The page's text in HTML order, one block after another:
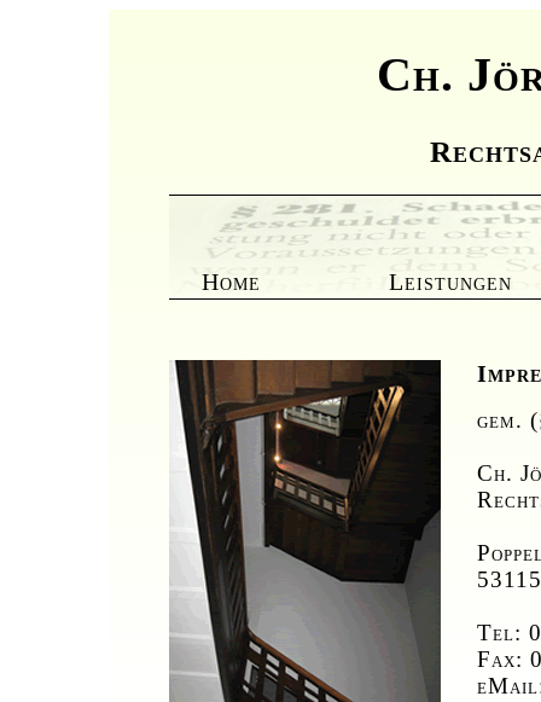
Ch.
Home Leistungen
gem.
Ch.
Tel:
Fax: